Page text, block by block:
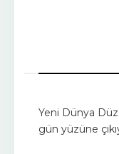
Yeni Dünya
gün yüzüne